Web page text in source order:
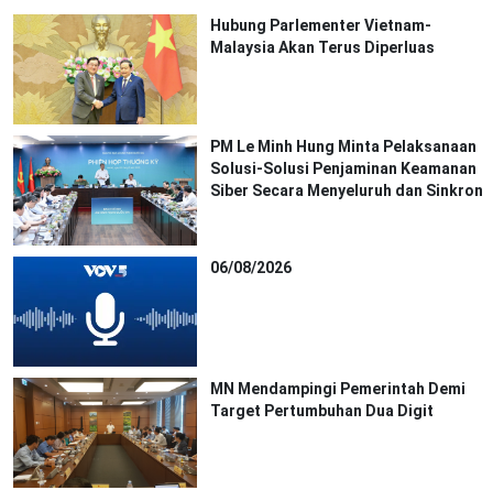
Hubung Parlementer Vietnam-
Malaysia Akan Terus Diperluas
PM Le Minh Hung Minta Pelaksanaan
Solusi-Solusi Penjaminan Keamanan
Siber Secara Menyeluruh dan Sinkron
06/08/2026
MN Mendampingi Pemerintah Demi
Target Pertumbuhan Dua Digit